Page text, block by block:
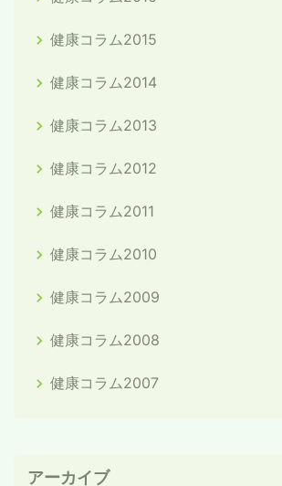
健康コラム2015
健康コラム2014
健康コラム2013
健康コラム2012
健康コラム2011
健康コラム2010
健康コラム2009
健康コラム2008
健康コラム2007
アーカイブ